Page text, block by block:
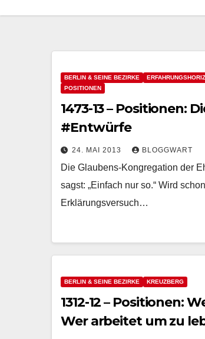
BERLIN & SEINE BEZIRKE
POSITIONEN
1473-13 – Positionen:
#Entwürfe
24. MAI 2013 BLOGGWART
Die Glaubens-Kongregation der
sagst: „Einfach nur so.“ Wird
Erklärungsversuch…
BERLIN & SEINE BEZIRKE KREUZBERG
1312-12 – Positionen:
Wer arbeitet um zu